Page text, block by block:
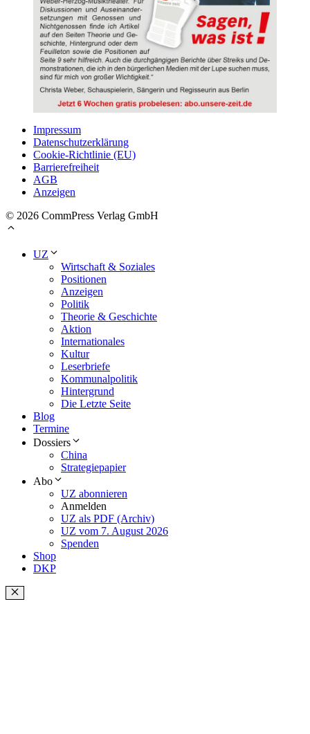
Impressum
Datenschutzerklärung
Cookie-Richtlinie (EU)
Barrierefreiheit
AGB
Anzeigen
© 2026 CommPress Verlag GmbH
UZ
Wirtschaft & Soziales
Positionen
Anzeigen
Politik
Theorie & Geschichte
Aktion
Internationales
Kultur
Leserbriefe
Kommunalpolitik
Hintergrund
Die Letzte Seite
Blog
Termine
Dossiers
China
Strategiepapier
Abo
UZ abonnieren
Anmelden
UZ als PDF (Archiv)
UZ vom 7. August 2026
Spenden
Shop
DKP
Schließen